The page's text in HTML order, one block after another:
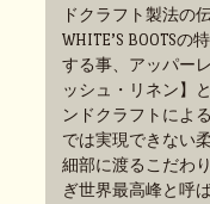
ドクラフト製法の
WHITE’S BOOTS
する事、アッパー
ッシュ・リネン】
ンドクラフトによ
では実現できない
細部に渡るこだわ
ぎ世界最高峰と呼